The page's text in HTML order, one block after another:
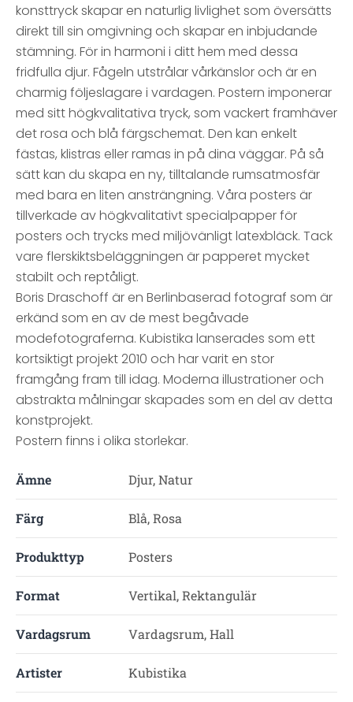
konsttryck skapar en naturlig livlighet som översätts
direkt till sin omgivning och skapar en inbjudande
stämning. För in harmoni i ditt hem med dessa
fridfulla djur. Fågeln utstrålar vårkänslor och är en
charmig följeslagare i vardagen. Postern imponerar
med sitt högkvalitativa tryck, som vackert framhäver
det rosa och blå färgschemat. Den kan enkelt
fästas, klistras eller ramas in på dina väggar. På så
sätt kan du skapa en ny, tilltalande rumsatmosfär
med bara en liten ansträngning. Våra posters är
tillverkade av högkvalitativt specialpapper för
posters och trycks med miljövänligt latexbläck. Tack
vare flerskiktsbeläggningen är papperet mycket
stabilt och reptåligt.
Boris Draschoff är en Berlinbaserad fotograf som är
erkänd som en av de mest begåvade
modefotograferna. Kubistika lanserades som ett
kortsiktigt projekt 2010 och har varit en stor
framgång fram till idag. Moderna illustrationer och
abstrakta målningar skapades som en del av detta
konstprojekt.
Postern finns i olika storlekar.
Ämne Djur, Natur
Färg Blå, Rosa
Produkttyp Posters
Format Vertikal, Rektangulär
Vardagsrum Vardagsrum, Hall
Artister Kubistika